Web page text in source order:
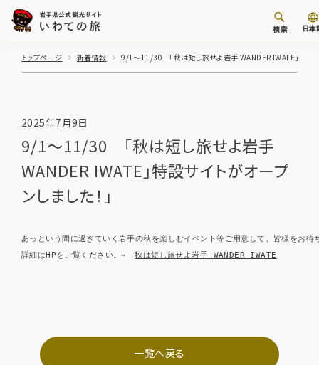
検索 日本
トップページ 新着情報 9/1～11/30 「秋は短し旅せよ岩手 WANDER IWATE」特設サ
2025年7月9日
9/1～11/30 「秋は短し旅せよ岩手
WANDER IWATE」特設サイトがオープ
ンしました！」
あっという間に過ぎていく岩手の秋を楽しむイベント等ご用意して、皆様をお待
詳細はHPをご覧ください。→ 秋は短し旅せよ岩手 WANDER IWATE
一覧へ戻る